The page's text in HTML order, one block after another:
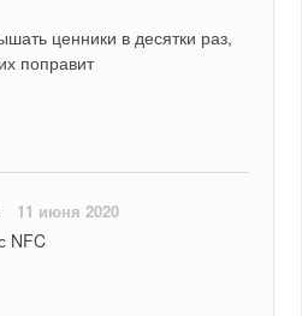
ценники в десятки раз,
поправит
11 июня 2020
NFC